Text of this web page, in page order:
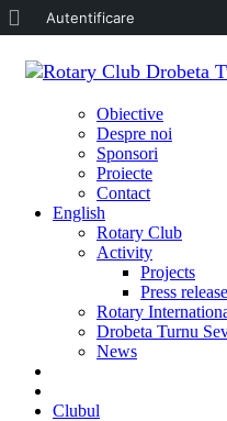
Obiective
Despre noi
Sponsori
Proiecte
Contact
English
Rotary Club
Activity
Projects
Press release
Rotary
Drobeta Turnu
News
Clubul
Despre
Autentificare